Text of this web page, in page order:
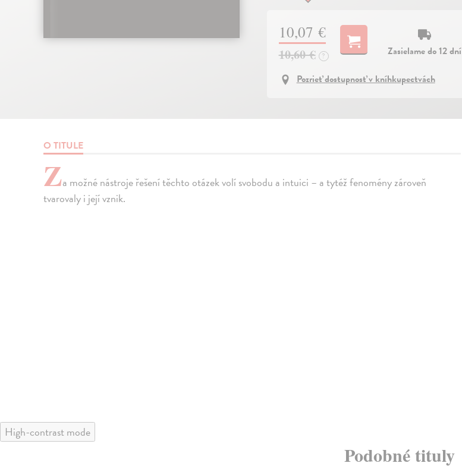
10,07 €
10,60 € ?
Zasielame do 12 dní
Pozrieť dostupnosť v kníhkupectvách
O TITULE
Za možné nástroje řešení těchto otázek volí svobodu a intuici – a tytéž fenomény zároveň
tvarovaly i její vznik.
High-contrast mode
Podobné tituly